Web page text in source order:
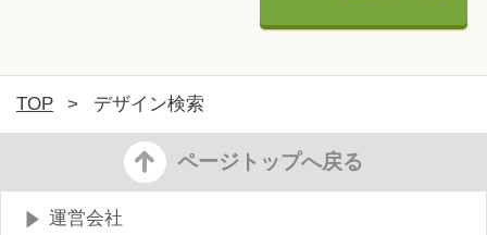
TOP > デザイン検索
ページトップへ戻る
運営会社